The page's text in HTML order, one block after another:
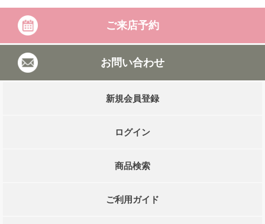
ご来店予約
お問い合わせ
新規会員登録
ログイン
商品検索
ご利用ガイド